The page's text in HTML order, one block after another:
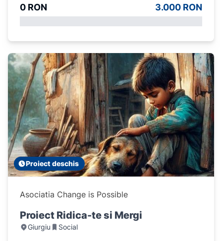
0 RON 3.000 RON
Proiect deschis
Asociatia Change is Possible
Proiect Ridica-te si Mergi
Giurgiu Social